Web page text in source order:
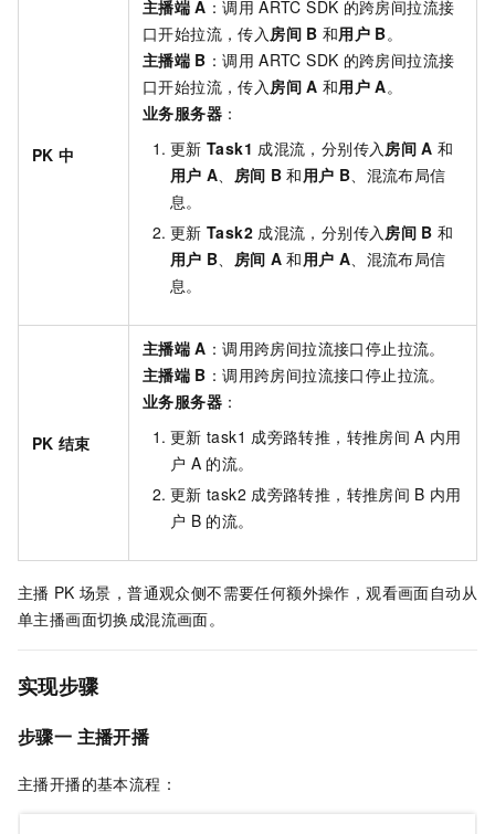
PK 中
主播端 A ：调用 ARTC SDK 的跨房间拉流接
口开始拉流，传入房间 B 和用户 B。
主播端 B ：调用 ARTC SDK 的跨房间拉流接
口开始拉流，传入房间 A 和用户 A。
业务服务器 ：
更新 Task1 成混流，分别传入房间 A 和
用户 A、 房间 B 和用户 B、混流布局信
息。
更新 Task2 成混流，分别传入房间 B 和
用户 B、 房间 A 和用户 A、混流布局信
息。
PK 结束
主播端 A ：调用跨房间拉流接口停止拉流。
主播端 B ：调用跨房间拉流接口停止拉流。
业务服务器 ：
更新 task1 成旁路转推，转推房间 A 内用
户 A 的流。
更新 task2 成旁路转推，转推房间 B 内用
户 B 的流。
主播 PK 场景，普通观众侧不需要任何额外操作，观看画面自动从
单主播画面切换成混流画面。
实现步骤
步骤一 主播开播
主播开播的基本流程：